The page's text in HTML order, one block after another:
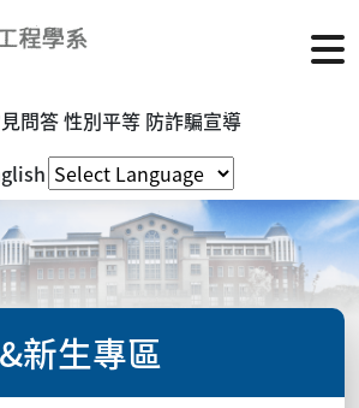
問答性別平等 防詐騙宣導
新生專區